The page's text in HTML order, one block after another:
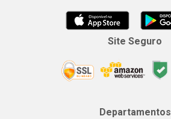
Site Seguro
Departamentos